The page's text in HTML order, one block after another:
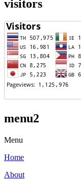
visitors
menu2
Menu
Home
About